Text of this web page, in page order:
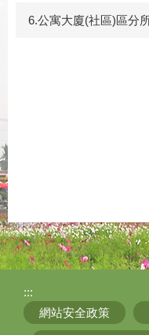
6.公寓大廈(社區)區分
:::
網站安全政策